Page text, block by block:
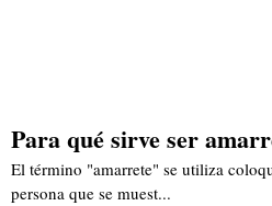
Para qué sirve ser
El término "amarrete" se utiliza
persona que se muest...